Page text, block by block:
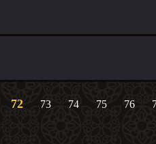
72 73 74 75 76